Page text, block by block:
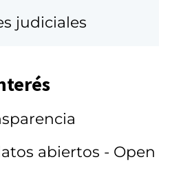
judiciales
abiertos - Open